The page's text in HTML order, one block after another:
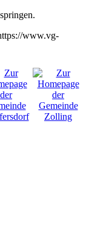
springen.
www.vg-